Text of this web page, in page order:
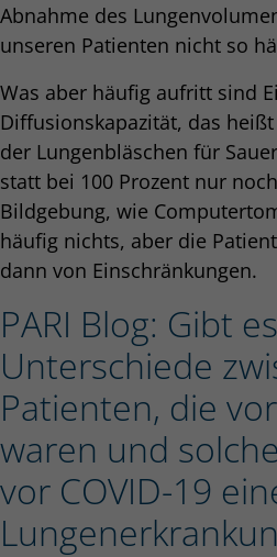
Abnahme des
unseren Patienten nicht so
Was aber häufig aufritt sind
Diffusionskapazität, das
der Lungenbläschen für
statt bei 100 Prozent nur
Bildgebung, wie
häufig nichts, aber die
dann von Einschränkungen.
PARI Blog: Gibt es
Unterschiede
Patienten, die
waren und
vor COVID-19